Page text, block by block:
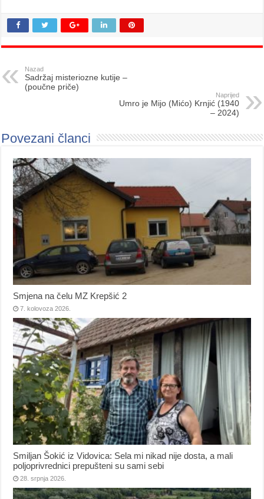
Nazad
Sadržaj misteriozne kutije –
(poučne priče)
Naprijed
Umro je Mijo (Mićo) Krnjić (1940
– 2024)
Povezani članci
Smjena na čelu MZ Krepšić 2
7. kolovoza 2026.
Smiljan Šokić iz Vidovica: Sela mi nikad nije dosta, a mali
poljoprivrednici prepušteni su sami sebi
28. srpnja 2026.